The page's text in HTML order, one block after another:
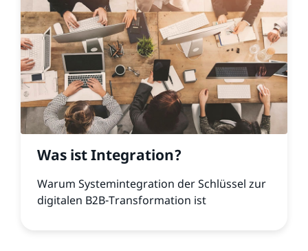
Was ist Integration?
Warum Systemintegration der Schlüssel zur
digitalen B2B-Transformation ist